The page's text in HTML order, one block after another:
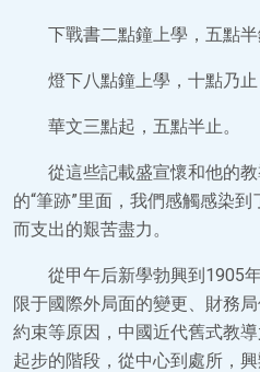
下戰書二點鐘上學，五點
燈下八點鐘上學，十點乃
華文三點起，五點半止。
從這些記載盛宣懷和他的
的“筆跡”里面，我們感觸感染
而支出的艱苦盡力。
從甲午后新學勃興到1905
限于國際外局面的變更、財務
約束等原因，中國近代舊式教
起步的階段，從中心到處所，